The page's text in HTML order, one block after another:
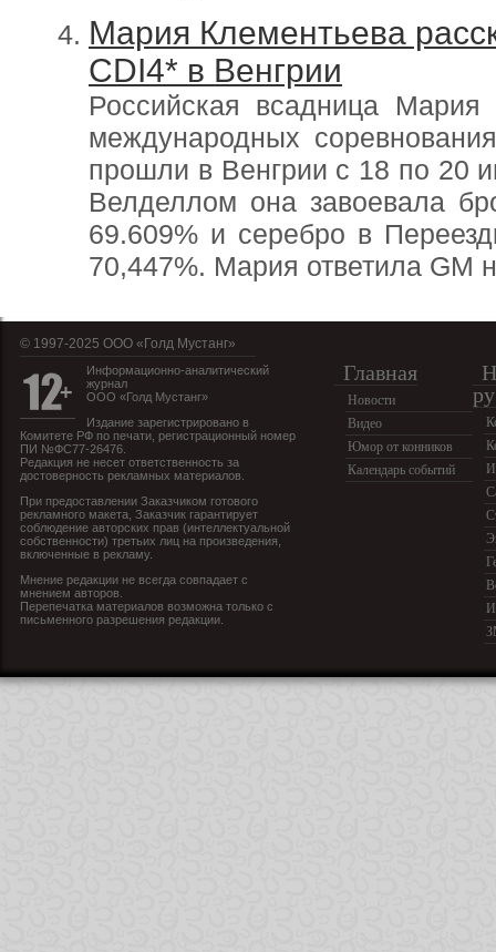
Мария Клементьева
CDI4* в Венгрии
Российская всадница
международных
прошли в Венгрии с 18 по 20
Велделлом она завоевала
69.609% и серебро в
70,447%. Мария ответила GM
© 1997-2025 OOO «Голд Мустанг»
Информационно-аналитический
журнал
ООО «Голд Мустанг»
Издание зарегистрировано в
Комитете РФ по печати, регистрационный номер
ПИ №ФС77-26476.
Редакция не несет ответственность за
достоверность рекламных материалов.
При предоставлении Заказчиком готового
рекламного макета, Заказчик гарантирует
соблюдение авторских прав (интеллектуальной
собственности) третьих лиц на произведения,
включенные в рекламу.
Мнение редакции не всегда совпадает с
мнением авторов.
Перепечатка материалов возможна только с
письменного разрешения редакции.
Главная
Новости
Видео
Юмор от конников
Календарь событий